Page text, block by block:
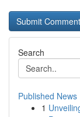
Search
Published News
1